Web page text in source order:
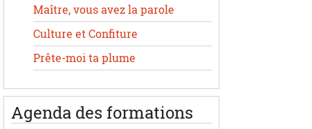
Maître, vous avez la parole
Culture et Confiture
Prête-moi ta plume
Agenda des formations